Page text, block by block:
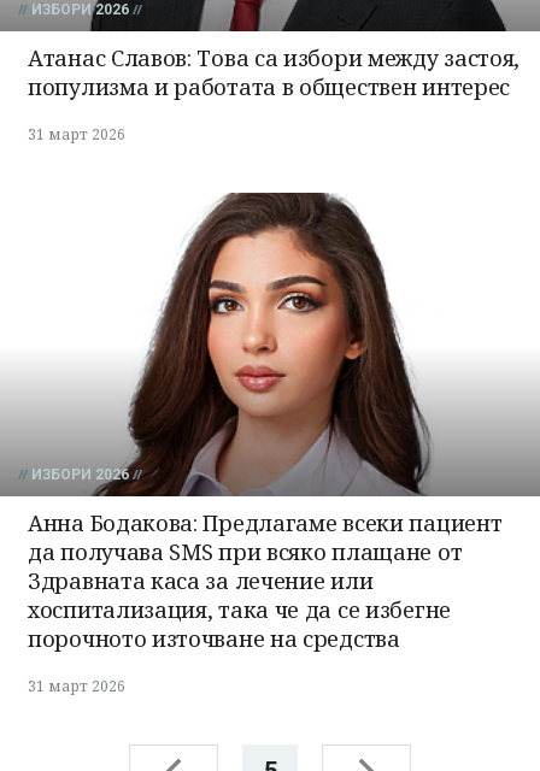
ИЗБОРИ 2026
Атанас Славов: Това са избори между застоя,
популизма и работата в обществен интерес
31 март 2026
ИЗБОРИ 2026
Анна Бодакова: Предлагаме всеки пациент
да получава SMS при всяко плащане от
Здравната каса за лечение или
хоспитализация, така че да се избегне
порочното източване на средства
31 март 2026